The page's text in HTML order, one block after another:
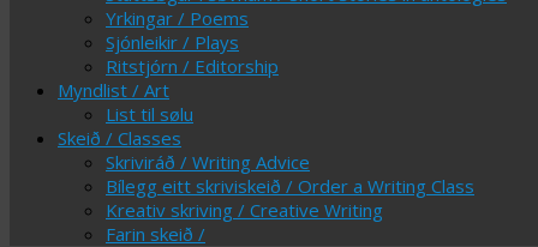
Yrkingar / Poems
Sjónleikir / Plays
Ritstjórn / Editorship
Myndlist / Art
List til sølu
Skeið / Classes
Skriviráð / Writing Advice
Bílegg eitt skriviskeið / Order a Writing Class
Kreativ skriving / Creative Writing
Farin skeið /